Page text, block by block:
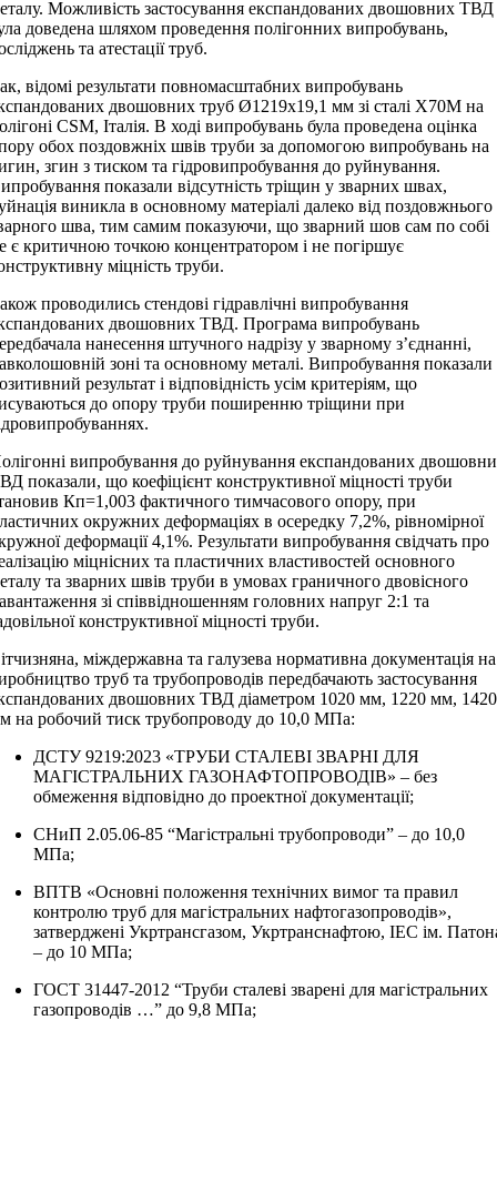
Можливість застосування експандованих двошовних ТВД
доведена шляхом проведення полігонних випробувань,
та атестації труб.
відомі результати повномасштабних випробувань
двошовних труб Ø1219х19,1 мм зі сталі Х70M на
CSM, Італія. В ході випробувань була проведена оцінка
обох поздовжніх швів труби за допомогою випробувань на
згин з тиском та гідровипробування до руйнування.
показали відсутність тріщин у зварних швах,
виникла в основному матеріалі далеко від поздовжнього
шва, тим самим показуючи, що зварний шов сам по собі
є критичною точкою концентратором і не погіршує
міцність труби.
проводились стендові гідравлічні випробування
двошовних ТВД. Програма випробувань
нанесення штучного надрізу у зварному з’єднанні,
зоні та основному металі. Випробування показали
результат і відповідність усім критеріям, що
до опору труби поширенню тріщини при
випробування до руйнування експандованих
показали, що коефіцієнт конструктивної міцності труби
Кп=1,003 фактичного тимчасового опору, при
окружних деформаціях в осередку 7,2%, рівномірної
деформації 4,1%. Результати випробування свідчать про
міцнісних та пластичних властивостей основного
та зварних швів труби в умовах граничного двовісного
зі співвідношенням головних напруг 2:1 та
конструктивної міцності труби.
міждержавна та галузева нормативна документація на
труб та трубопроводів передбачають застосування
двошовних ТВД діаметром 1020 мм, 1220 мм, 1420
на робочий тиск трубопроводу до 10,0 МПа:
ДСТУ 9219:2023 «ТРУБИ СТАЛЕВІ ЗВАРНІ ДЛЯ
МАГІСТРАЛЬНИХ ГАЗОНАФТОПРОВОДІВ» – без
обмеження відповідно до проектної документації;
СНиП 2.05.06-85 “Магістральні трубопроводи” – до 10,0
МПа;
ВПТВ «Основні положення технічних вимог та правил
контролю труб для магістральних нафтогазопроводів»,
затверджені Укртрансгазом, Укртранснафтою, ІЕС ім.
– до 10 МПа;
ГОСТ 31447-2012 “Труби сталеві зварені для магістральних
газопроводів …” до 9,8 МПа;